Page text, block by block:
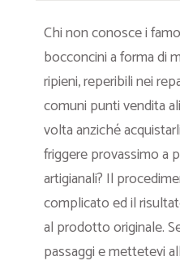
Chi non conosce i
bocconcini a forma di
ripieni, reperibili nei
comuni punti vendita
volta anziché
friggere provassimo a
artigianali? Il
complicato ed il
al prodotto originale.
passaggi e mettetevi